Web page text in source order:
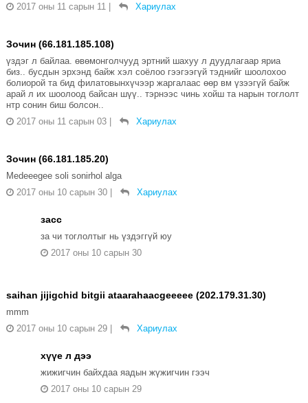
2017 оны 11 сарын 11
Хариулах
Зочин (66.181.185.108)
үздэг л байлаа. өвөмонголчууд эртний шахуу л дуудлагаар яриа
биз.. бусдын эрхэнд байж хэл соёлоо гээгээгүй тэднийг шоолохоо
болиорой та бид филатовынхүчээр жаргалаас өөр вм үзээгүй байж
арай л их шоолоод байсан шүү.. тэрнээс чинь хойш та нарын тоглолт
нтр сонин биш болсон..
2017 оны 11 сарын 03
Хариулах
Зочин (66.181.185.20)
Medeeegee soli sonirhol alga
2017 оны 10 сарын 30
Хариулах
засс
за чи тоглолтыг нь үздэггүй юу
2017 оны 10 сарын 30
saihan jijigchid bitgii ataarahaacgeeeee (202.179.31.30)
mmm
2017 оны 10 сарын 29
Хариулах
хүүе л дээ
жижигчин байхдаа яадын жүжигчин гээч
2017 оны 10 сарын 29